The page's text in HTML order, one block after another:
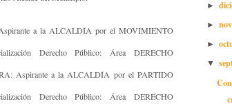
a la ALCALDÍA por el MOVIMIENTO
Derecho Público: Área DERECHO
Aspirante a la ALCALDÍA por el PARTIDO
Derecho Público: Área DERECHO
►
►
►
▼